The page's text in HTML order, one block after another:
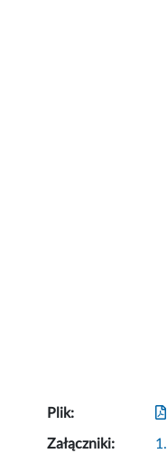
Plik:
Załączniki: 1.